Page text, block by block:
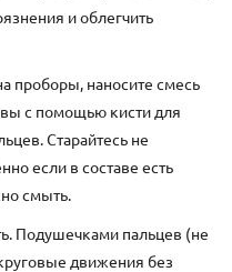
и облегчить
проборы, наносите смесь
с помощью кисти для
Старайтесь не
если в составе есть
смыть.
Подушечками пальцев (не
движения без